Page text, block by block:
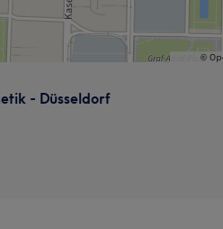
- Düsseldorf